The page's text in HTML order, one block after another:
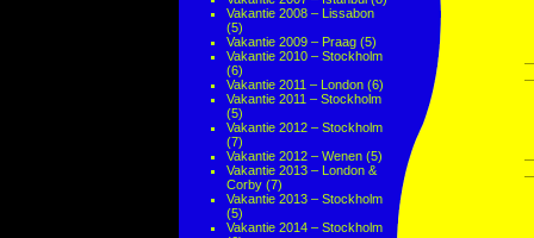
Vakantie 2008 – Lissabon
(5)
Vakantie 2009 – Praag (5)
Vakantie 2010 – Stockholm
(6)
Vakantie 2011 – London (6)
Vakantie 2011 – Stockholm
(5)
Vakantie 2012 – Stockholm
(7)
Vakantie 2012 – Wenen (5)
Vakantie 2013 – London &
Corby (7)
Vakantie 2013 – Stockholm
(5)
Vakantie 2014 – Stockholm